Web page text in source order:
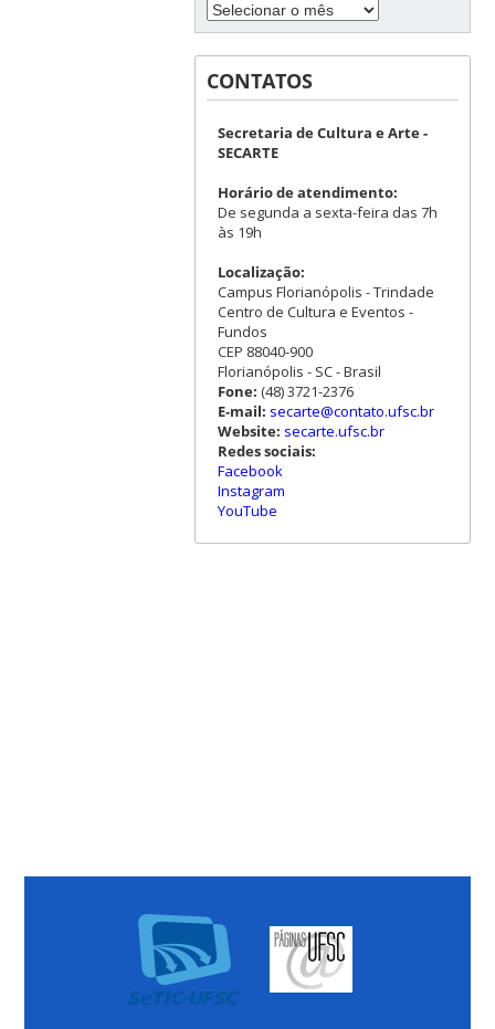
CONTATOS
Secretaria de Cultura e Arte -
SECARTE
Horário de atendimento:
De segunda a sexta-feira das 7h
às 19h
Localização:
Campus Florianópolis - Trindade
Centro de Cultura e Eventos -
Fundos
CEP 88040-900
Florianópolis - SC - Brasil
Fone: (48) 3721-2376
E-mail: secarte@contato.ufsc.br
Website: secarte.ufsc.br
Redes sociais:
Facebook
Instagram
YouTube